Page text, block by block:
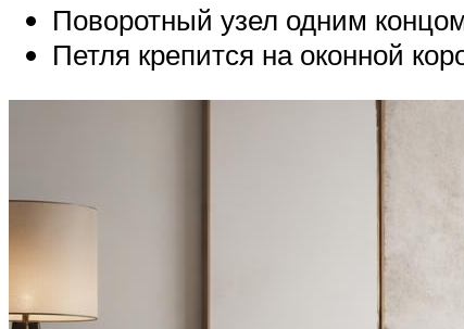
Поворотный узел одним
Петля крепится на оконной